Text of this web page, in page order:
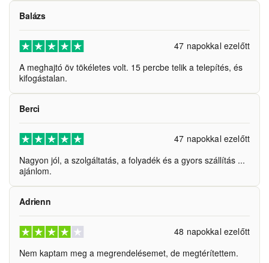
Balázs
47 napokkal ezelőtt
A meghajtó öv tökéletes volt. 15 percbe telik a telepítés, és
kifogástalan.
Berci
47 napokkal ezelőtt
Nagyon jól, a szolgáltatás, a folyadék és a gyors szállítás ...
ajánlom.
Adrienn
48 napokkal ezelőtt
Nem kaptam meg a megrendelésemet, de megtérítettem.